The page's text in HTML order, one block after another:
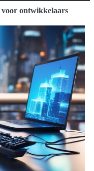
ontwikkelaars